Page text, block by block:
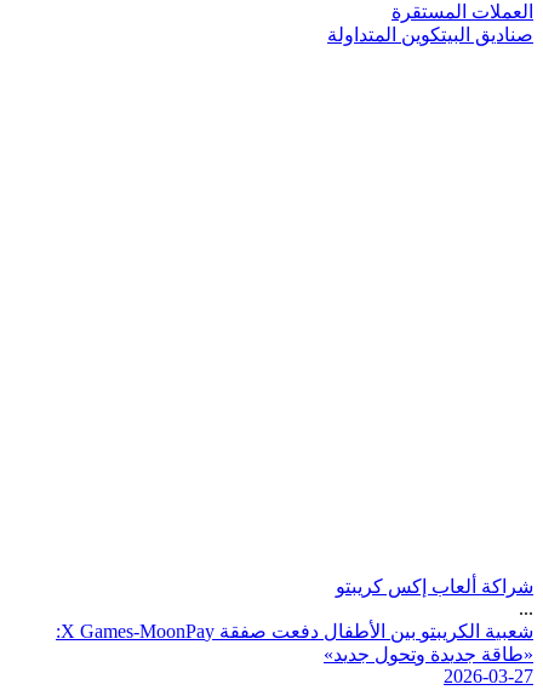
العملات المستقرة
صناديق البيتكوين المتداولة
شراكة ألعاب إكس كريبتو
...
شعبية لكر يبتو بين لطفال دفعت صفقة X Games-MoonPay
:
«طاقة جديدة وتحول جديد»
2026-03-27